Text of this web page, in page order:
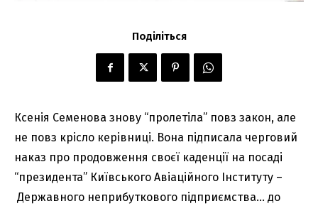
Поділіться
Ксенія Семенова знову “пролетіла” повз закон, але
не повз крісло керівниці. Вона підписала черговий
наказ про продовження своєї каденції на посаді
“президента” Київського Авіаційного Інституту –
Державного неприбуткового підприємства… до